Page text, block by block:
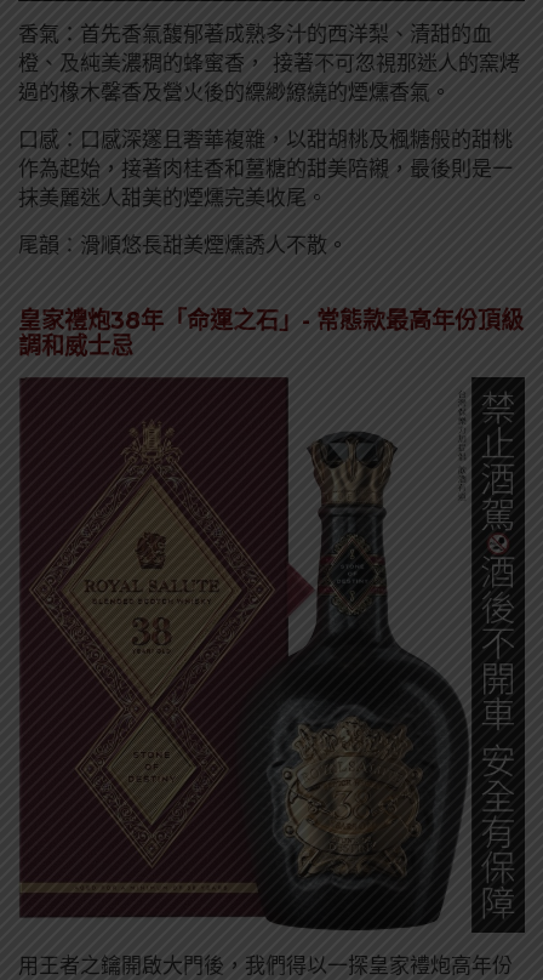
香氣：首先香氣馥郁著成熟多汁的西洋梨、清甜的血
橙、及純美濃稠的蜂蜜香， 接著不可忽視那迷人的窯烤
過的橡木馨香及營火後的縹緲繚繞的煙燻香氣。
口感：口感深邃且奢華複雜，以甜胡桃及楓糖般的甜桃
作為起始，接著肉桂香和薑糖的甜美陪襯，最後則是一
抹美麗迷人甜美的煙燻完美收尾。
尾韻：滑順悠長甜美煙燻誘人不散。
皇家禮炮38年「命運之石」- 常態款最高年份頂級
調和威士忌
用王者之鑰開啟大門後，我們得以一探皇家禮炮高年份